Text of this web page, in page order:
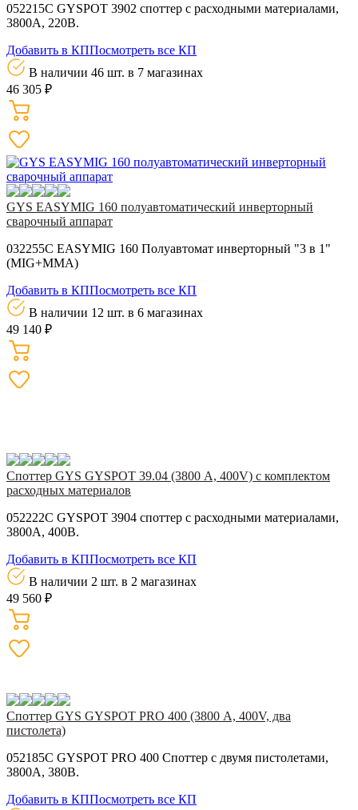
052215C GYSPOT 3902 споттер с расходными материалами,
3800А, 220В.
Добавить в КППосмотреть все КП
В наличии 46 шт. в 7 магазинах
46 305 ₽
GYS EASYMIG 160 полуавтоматический инверторный
сварочный аппарат
032255С EASYMIG 160 Полуавтомат инверторный "3 в 1"
(MIG+MMA)
Добавить в КППосмотреть все КП
В наличии 12 шт. в 6 магазинах
49 140 ₽
Споттер GYS GYSPOT 39.04 (3800 А, 400V) с комплектом
расходных материалов
052222C GYSPOT 3904 споттер с расходными материалами,
3800А, 400В.
Добавить в КППосмотреть все КП
В наличии 2 шт. в 2 магазинах
49 560 ₽
Споттер GYS GYSPOT PRO 400 (3800 А, 400V, два
пистолета)
052185C GYSPOT PRO 400 Споттер с двумя пистолетами,
3800А, 380В.
Добавить в КППосмотреть все КП